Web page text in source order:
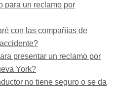
para un reclamo por
con las compañías de
presentar un reclamo por
York?
no tiene seguro o se da